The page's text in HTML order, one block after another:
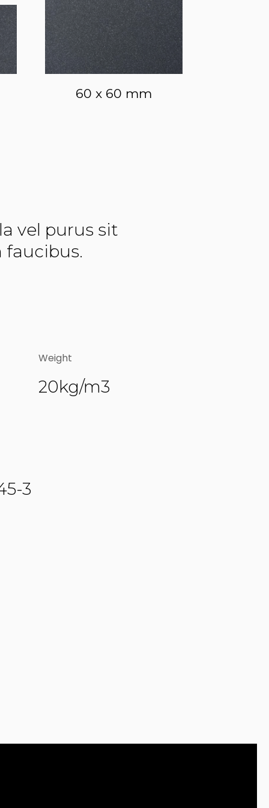
60 x 60 mm
vel purus sit
Weight
20kg/m3
3